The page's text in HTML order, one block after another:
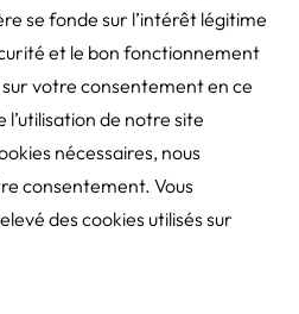
se fonde sur l’intérêt légitime
et le bon fonctionnement
votre consentement en ce
l’utilisation de notre site
nécessaires, nous
consentement. Vous
des cookies utilisés sur